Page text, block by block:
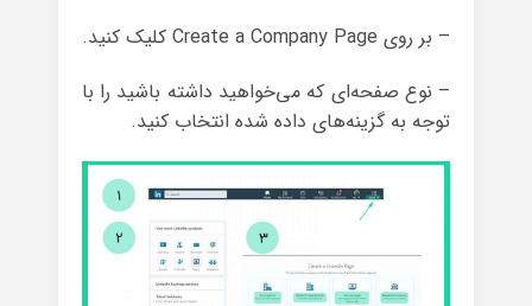
– بر روی Create a Company Page کلیک کنید.
– نوع صفحه‌ای که می‌خواهید داشته باشید را با
توجه به گزینه‌های داده شده انتخاب کنید.